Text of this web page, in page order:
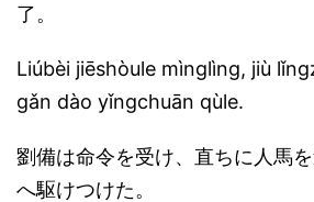
了。
Liúbèi jiēshòule mìnglìng, jiù
gǎn dào yǐngchuān qùle.
劉備は命令を受け、直ちに人馬
へ駆けつけた。